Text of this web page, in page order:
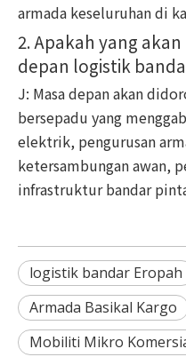
armada keseluruhan di
2. Apakah yang
depan logistik
J: Masa depan akan
bersepadu yang
elektrik, pengurusan
ketersambungan awan,
infrastruktur bandar
logistik bandar Eropah
Armada Basikal Kargo
Mobiliti Mikro